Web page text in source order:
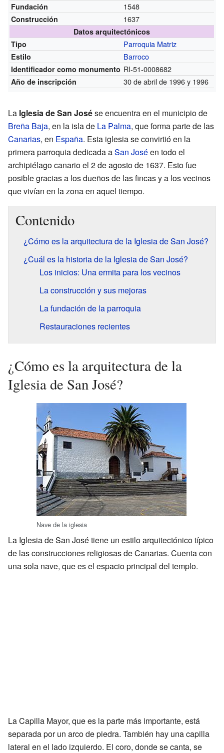
Fundación
1548
Construcción 1637
Datos arquitectónicos
Tipo
Parroquia Matriz
Estilo Barroco
Identificador como monumento RI-51-0008682
Año de inscripción 30 de abril de 1996 y 1996
La Iglesia de San Josése encuentra en el municipio de
Breña Baja, en la isla de La Palma, que forma parte de las
Canarias, en España. Esta iglesia se convirtió en la
primera parroquia dedicada aSan Joséen todo el
archipiélago canario el 2 de agosto de 1637. Esto fue
posible gracias a los dueños de las fincas y a los vecinos
que vivían en la zona en aquel tiempo.
Contenido
¿Cómo es la arquitectura de la Iglesia de San José?
¿Cuál es la historia de la Iglesia de San José?
Los inicios: Una ermita para los vecinos
La construcción y sus mejoras
La fundación de la parroquia
Restauraciones recientes
¿Cómo es la arquitectura de la
Iglesia de San José?
Nave de la iglesia
La Iglesia de San José tiene un estilo arquitectónico típico
de las construcciones religiosas de Canarias. Cuenta con
una sola nave, que es el espacio principal del templo.
La Capilla Mayor, que es la parte más importante, está
separada por un arco de piedra. También hay una capilla
lateral en el lado izquierdo. El coro, donde se canta, se